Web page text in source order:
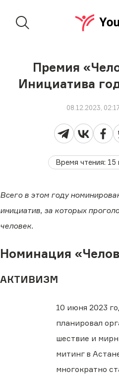
Премия
Инициатива
08.12.2023, 02:17
Время чтения: 15
Всего в этом году
инициатив, за которых
человек.
Номинация
АКТИВИЗМ
10 июня 2023
планировал
шествие и
митинг в
многократно